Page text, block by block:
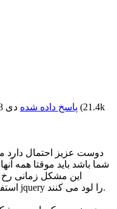
پاسخ داده شده دی 28, 1396 (
21.4k
دوست عزیز احتمال دارد
شما باشد باید موقتا همه
این مشکل زمانی رخ
استفاده می کنند به عنوان مثال هر دو با هم jquery را لود می کنند.